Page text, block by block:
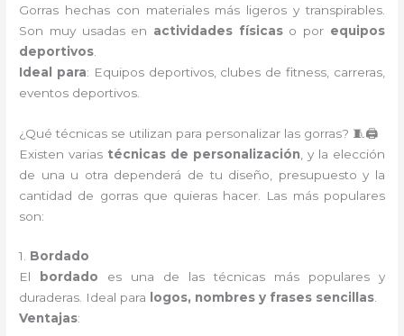
Gorras hechas con materiales más ligeros y transpirables.
Son muy usadas en actividades físicaso por equipos
deportivos
Ideal para: Equipos deportivos, clubes de fitness, carreras,
eventos deportivos.
¿Qué técnicas se utilizan para personalizar las gorras? 🧵🖨️
Existen varias técnicas de personalización , y la elección
de una u otra dependerá de tu diseño, presupuesto y la
cantidad de gorras que quieras hacer. Las más populares
son:
1. Bordado
El
bordado es una de las técnicas más populares y
duraderas. Ideal para
logos, nombres y frases sencillas.
Ventajas: